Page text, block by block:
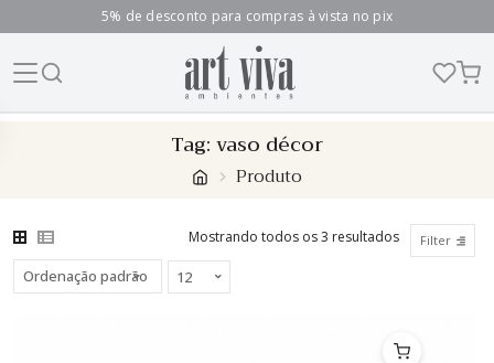
5% de desconto para compras à vista no pix
Tag:vaso décor
Produto
Mostrando todos os 3 resultados Filter